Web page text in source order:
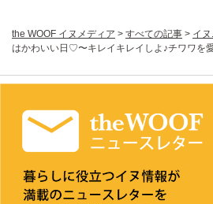
the WOOF イヌメディア > すべての記事 > イ
はかわいい日♡〜キレイキレイしよ♪チワワを